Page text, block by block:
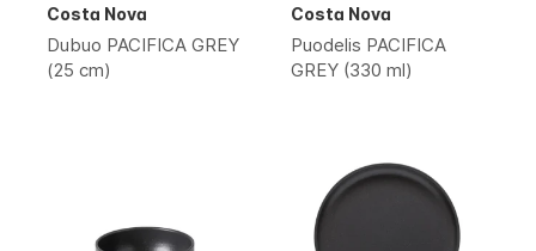
Costa Nova
Dubuo PACIFICA GREY
(25 cm)
Costa Nova
Puodelis PACIFICA
GREY (330 ml)